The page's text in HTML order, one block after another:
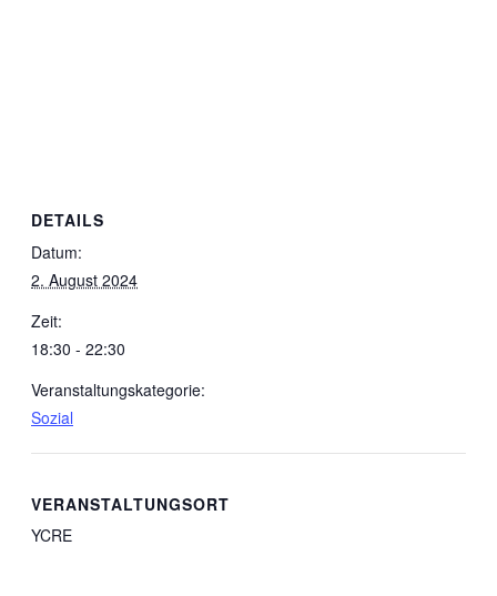
DETAILS
Datum:
2. August 2024
Zeit:
18:30 - 22:30
Veranstaltungskategorie:
Sozial
VERANSTALTUNGSORT
YCRE